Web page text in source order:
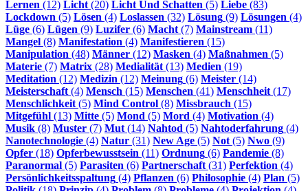
Lernen (12) Licht (20) Licht Und Schatten (5) Liebe (83)
Lockdown (5) Lösen (4) Loslassen (32) Lösung (9) Lösungen (4)
Lüge (6) Lügen (9) Luzifer (6) Macht (7) Mainstream (11)
Mangel (8) Manifestation (4) Manifestieren (15)
Manipulation (48) Männer (12) Masken (4) Maßnahmen (5)
Materie (7) Matrix (28) Medialität (13) Medien (19)
Meditation (12) Medizin (12) Meinung (6) Meister (14)
Meisterschaft (4) Mensch (15) Menschen (41) Menschheit (17)
Menschlichkeit (5) Mind Control (8) Missbrauch (15)
Mitgefühl (13) Mitte (5) Mond (5) Mord (4) Motivation (4)
Musik (8) Muster (7) Mut (14) Nahtod (5) Nahtoderfahrung (4)
Nanotechnologie (4) Natur (31) New Age (5) Not (5) Nwo (9)
Opfer (18) Opferbewusstsein (11) Ordnung (6) Pandemie (8)
Paranormal (5) Parasiten (6) Partnerschaft (31) Perfektion (4)
Persönlichkeitsspaltung (4) Pflanzen (6) Philosophie (4) Plan (5)